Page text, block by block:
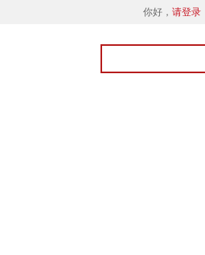
你好， 请登录